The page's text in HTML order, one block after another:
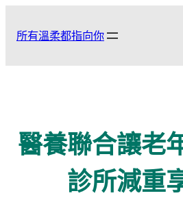
所有溫柔都指向你
醫養聯合讓老
診所減重